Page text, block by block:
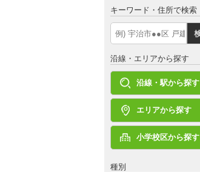
キーワード・住所で検索
沿線・エリアから探す
沿線・駅から探す
エリアから探す
小学校区から探す
種別